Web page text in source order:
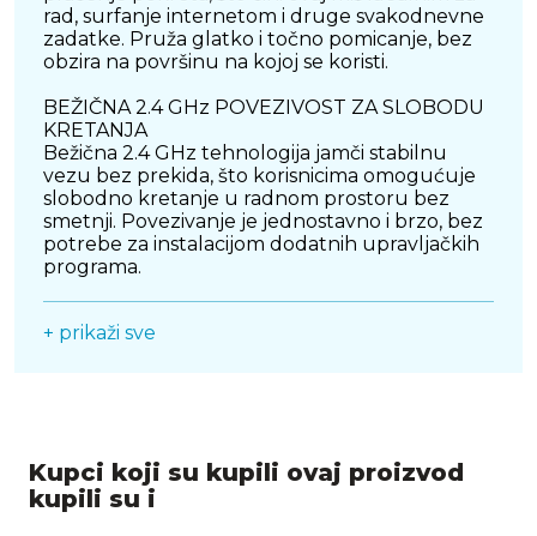
rad, surfanje internetom i druge svakodnevne
zadatke. Pruža glatko i točno pomicanje, bez
obzira na površinu na kojoj se koristi.
BEŽIČNA 2.4 GHz POVEZIVOST ZA SLOBODU
KRETANJA
Bežična 2.4 GHz tehnologija jamči stabilnu
vezu bez prekida, što korisnicima omogućuje
slobodno kretanje u radnom prostoru bez
smetnji. Povezivanje je jednostavno i brzo, bez
potrebe za instalacijom dodatnih upravljačkih
programa.
DIZAJN
puno vremena provode na računaru.
TRAJANJE BATERIJE DO 12 MJESECI
+ prikaži sve
Kupci koji su kupili ovaj proizvod
kupili su i